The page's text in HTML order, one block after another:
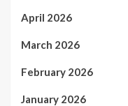
April 2026
March 2026
February 2026
January 2026